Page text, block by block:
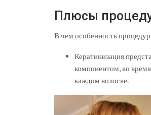
Плюсы
В чем особенность
Кератинизация
компонентом, во
каждом волоске.